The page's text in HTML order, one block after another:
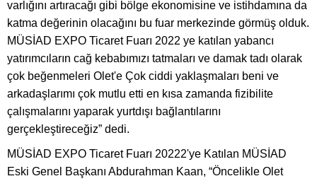
varlığını artıracağı gibi bölge ekonomisine ve istihdamına da
katma değerinin olacağını bu fuar merkezinde görmüş olduk.
MÜSİAD EXPO Ticaret Fuarı 2022 ye katılan yabancı
yatırımcıların cağ kebabımızı tatmaları ve damak tadı olarak
çok beğenmeleri Olet'e Çok ciddi yaklaşmaları beni ve
arkadaşlarımı çok mutlu etti en kısa zamanda fizibilite
çalışmalarını yaparak yurtdışı bağlantılarını
gerçekleştireceğiz” dedi.
MÜSİAD EXPO Ticaret Fuarı 20222'ye Katılan MÜSİAD
Eski Genel Başkanı Abdurahman Kaan, “Öncelikle Olet